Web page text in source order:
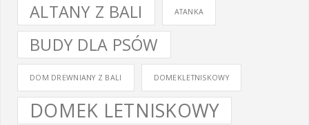
ALTANY Z BALI ATANKA
BUDY DLA PSÓW
DOM DREWNIANY Z BALI DOMEKLETNISKOWY
DOMEK LETNISKOWY